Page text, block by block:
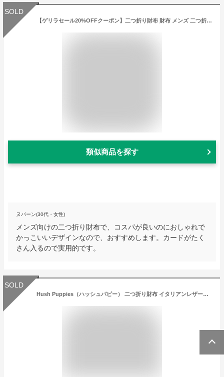
SOLD
【ゲリラセール20%OFFクーポン】二つ折り財布 財布 メンズ 二つ折 本革 折りたたみ カード入れ 小銭入れ 軽量 革財布 レザー ウォレット 革 カードがたくさん入る ブラック ビジネス シンプル 折り財布 薄型 軽いカード 誕生日 ギフト 黒 プレゼント 実用的 男性 Raffinato
類似商品を探す
ヌバーン(30代・女性)
メンズ向けの二つ折り財布で、コスパが良いのにおしゃれで
かっこいいデザインなので、おすすめします。カードがたく
さん入るので実用的です。
SOLD
Hush Puppies（ハッシュパピー） 二つ折り財布 イタリアンレザー【Hush Puppies 財布 ハッシュパピー 財布 メンズ 二つ折り 本革 二つ折り財布 メンズ 二つ折 小銭入れあり 革 TAMPONATO ギフト 誕生日プレゼント 男性 実用的 本革 財布 メンズ 財布 二つ折り men's】